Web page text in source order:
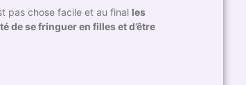
pas chose facile et au final les
de se fringuer en filles et d’être